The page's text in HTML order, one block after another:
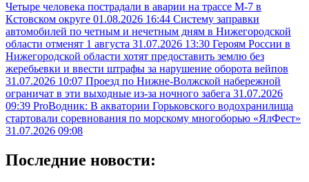
Четыре человека пострадали в аварии на трассе М-7 в
Кстовском округе 01.08.2026 16:44 Систему заправки
автомобилей по четным и нечетным дням в Нижегородской
области отменят 1 августа 31.07.2026 13:30 Героям России в
Нижегородской области хотят предоставить землю без
жеребьевки и ввести штрафы за нарушение оборота вейпов
31.07.2026 10:07 Проезд по Нижне-Волжской набережной
ограничат в эти выходные из-за ночного забега 31.07.2026
09:39 ProВодник: В акватории Горьковского водохранилища
стартовали соревнования по морскому многоборью «ЯлФест»
31.07.2026 09:08
Последние новости: